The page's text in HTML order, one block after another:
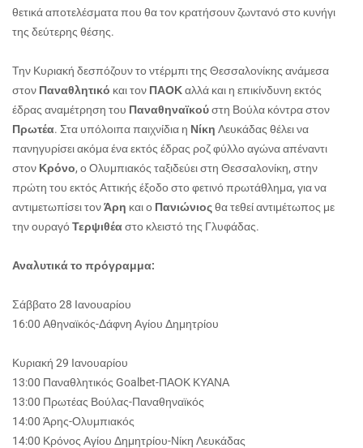
θετικά αποτελέσματα που θα τον κρατήσουν ζωντανό στο κυνήγι
της δεύτερης θέσης.
Την Κυριακή δεσπόζουν το ντέρμπι της Θεσσαλονίκης ανάμεσα
στον Παναθλητικό και τον ΠΑΟΚαλλά και η επικίνδυνη εκτός
έδρας αναμέτρηση του Παναθηναϊκούστη Βούλα κόντρα στον
Πρωτέα. Στα υπόλοιπα παιχνίδια η Νίκη Λευκάδας θέλει να
πανηγυρίσει ακόμα ένα εκτός έδρας ροζ φύλλο αγώνα απέναντι
στον Κρόνο, ο Ολυμπιακός ταξιδεύει στη Θεσσαλονίκη, στην
πρώτη του εκτός Αττικής έξοδο στο φετινό πρωτάθλημα, για να
αντιμετωπίσει τονΆρη και ο Πανιώνιοςθα τεθεί αντιμέτωπος με
την ουραγόΤερψιθέαστο κλειστό της Γλυφάδας.
Αναλυτικά το πρόγραμμα:
Σάββατο 28 Ιανουαρίου
16:00 Αθηναϊκός-Δάφνη Αγίου Δημητρίου
Κυριακή 29 Ιανουαρίου
13:00 Παναθλητικός Goalbet-ΠΑΟΚ ΚΥΑΝΑ
13:00 Πρωτέας Βούλας-Παναθηναϊκός
14:00 Άρης-Ολυμπιακός
14:00 Κρόνος Αγίου Δημητρίου-Νίκη Λευκάδας